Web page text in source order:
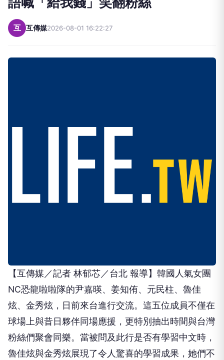
互 互傳媒2026-08-01 16:22:27
【互傳媒／記者 林郁芯／台北 報導】韓國人氣女團
NC恐龍啦啦隊的尹嘉暎、姜知侑、元民柱、魯佳
炫、金秀炫，日前來台進行交流。這五位成員不僅在
球場上與昔日夥伴同場應援，更特別抽出時間與台灣
粉絲們聚會同樂。當被問及此行是否有學習中文時，
魯佳炫與金秀炫展現了令人驚喜的學習成果，她們不